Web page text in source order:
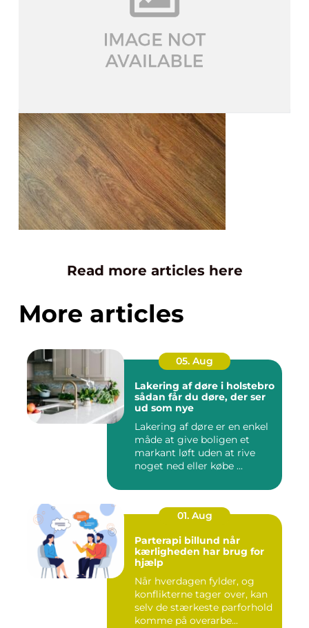
Read more articles here
More articles
05. Aug
Lakering af døre i holstebro
sådan får du døre, der ser
ud som nye
Lakering af døre er en enkel
måde at give boligen et
markant løft uden at rive
noget ned eller købe ...
01. Aug
Parterapi billund når
kærligheden har brug for
hjælp
Når hverdagen fylder, og
konflikterne tager over, kan
selv de stærkeste parforhold
komme på overarbe...